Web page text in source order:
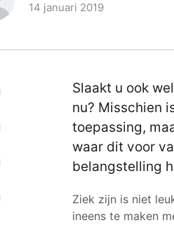
14 januari 2019
Slaakt u ook
nu? Misschien
toepassing,
waar dit voor
belangstelling
Ziek zijn is niet
ineens te maken